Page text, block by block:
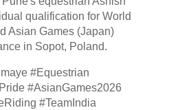
qualification for World
Asian Games (Japan)
in Sopot, Poland.
#Equestrian
#AsianGames2026
#TeamIndia